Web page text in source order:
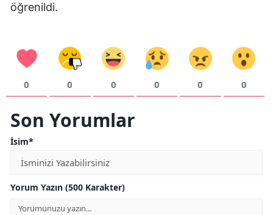
Kayseri
Kırklareli
Kırşehir
öğrenildi.
0 0 0 0 0 0
Son Yorumlar
İsim*
Yorum Yazın (500 Karakter)